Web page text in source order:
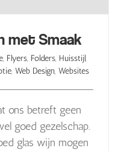
met Smaak
, Flyers, Folders, Huisstijl,
, Web Design, Websites
ons betreft geen
goed gezelschap.
glas wijn mogen